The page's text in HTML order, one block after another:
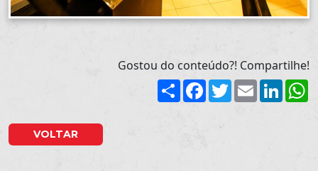
Gostou do conteúdo?! Compartilhe!
ShareFacebook
TwitterEmail
VOLTAR